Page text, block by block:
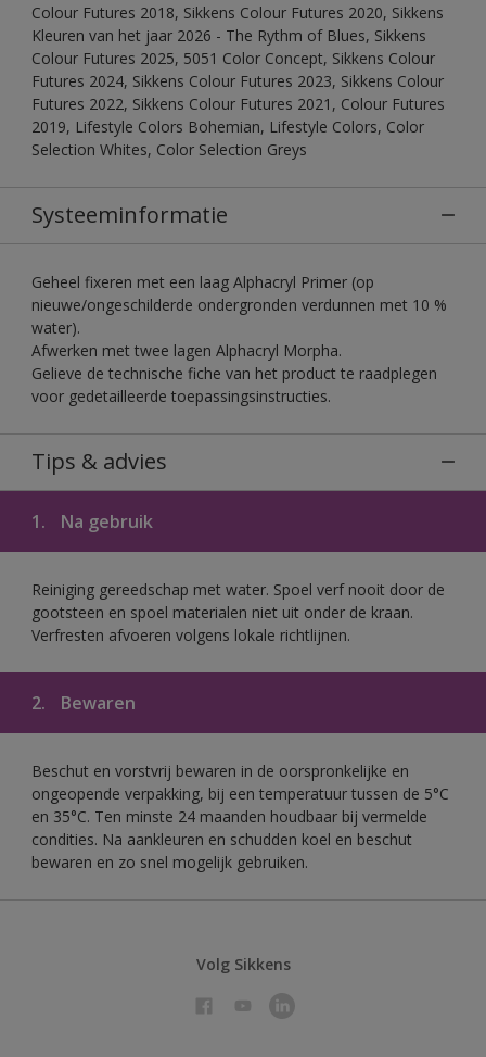
Colour Futures 2018, Sikkens Colour Futures 2020, Sikkens
Kleuren van het jaar 2026 - The Rythm of Blues, Sikkens
Colour Futures 2025, 5051 Color Concept, Sikkens Colour
Futures 2024, Sikkens Colour Futures 2023, Sikkens Colour
Futures 2022, Sikkens Colour Futures 2021, Colour Futures
2019, Lifestyle Colors Bohemian, Lifestyle Colors, Color
Selection Whites, Color Selection Greys
Systeeminformatie
Geheel fixeren met een laag Alphacryl Primer (op
nieuwe/ongeschilderde ondergronden verdunnen met 10 %
water).
Afwerken met twee lagen Alphacryl Morpha.
Gelieve de technische fiche van het product te raadplegen
voor gedetailleerde toepassingsinstructies.
Tips & advies
1. Na gebruik
Reiniging gereedschap met water. Spoel verf nooit door de
gootsteen en spoel materialen niet uit onder de kraan.
Verfresten afvoeren volgens lokale richtlijnen.
2. Bewaren
Beschut en vorstvrij bewaren in de oorspronkelijke en
ongeopende verpakking, bij een temperatuur tussen de 5°C
en 35°C. Ten minste 24 maanden houdbaar bij vermelde
condities. Na aankleuren en schudden koel en beschut
bewaren en zo snel mogelijk gebruiken.
Volg Sikkens